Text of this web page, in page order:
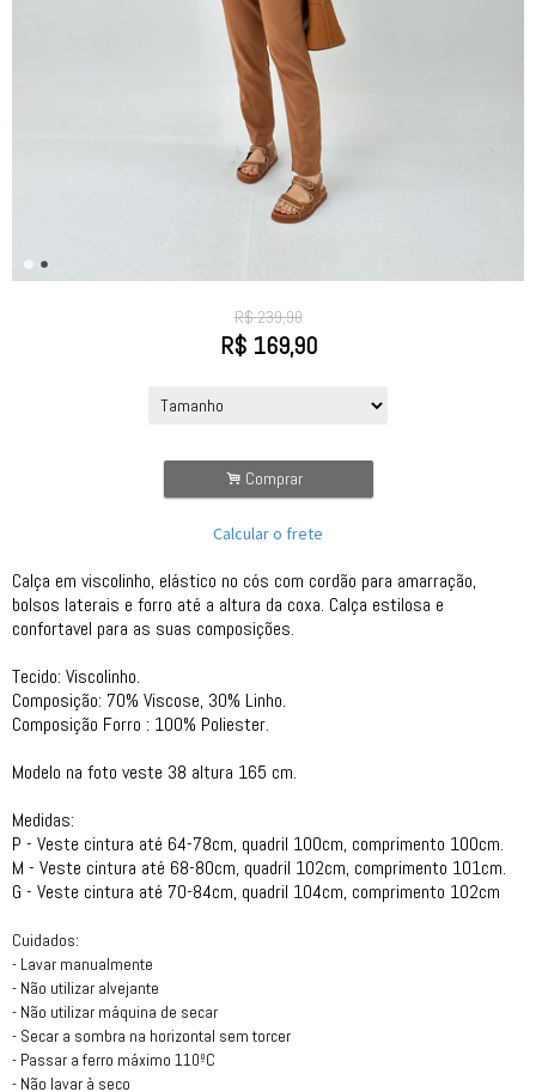
R$239,90
R$ 169,90
. Comprar
Calcular o frete
Calça em viscolinho, elástico no cós com cordão para amarração,
bolsos laterais e forro até a altura da coxa. Calça estilosa e
confortavel para as suas composições.
Tecido: Viscolinho.
Composição: 70% Viscose, 30% Linho.
Composição Forro : 100% Poliester.
Modelo na foto veste 38 altura 165 cm.
Medidas:
P - Veste cintura até 64-78cm, quadril 100cm, comprimento 100cm.
M - Veste cintura até 68-80cm, quadril 102cm, comprimento 101cm.
G - Veste cintura até 70-84cm, quadril 104cm, comprimento 102cm
Cuidados:
- Lavar manualmente
- Não utilizar alvejante
- Não utilizar máquina de secar
- Secar a sombra na horizontal sem torcer
- Passar a ferro máximo 110ºC
- Não lavar à seco